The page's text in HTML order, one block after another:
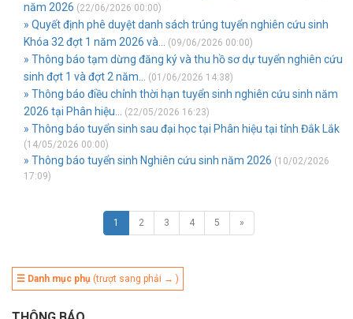
năm 2026 (22/06/2026 00:00)
» Quyết định phê duyệt danh sách trúng tuyển nghiên cứu sinh
Khóa 32 đợt 1 năm 2026 và...
(09/06/2026 00:00)
» Thông báo tạm dừng đăng ký và thu hồ sơ dự tuyển nghiên cứu
sinh đợt 1 và đợt 2 năm...
(01/06/2026 14:38)
» Thông báo điều chỉnh thời hạn tuyển sinh nghiên cứu sinh năm
2026 tại Phân hiệu...
(22/05/2026 16:23)
» Thông báo tuyển sinh sau đại học tại Phân hiệu tại tỉnh Đắk Lắk
(14/05/2026 00:00)
» Thông báo tuyển sinh Nghiên cứu sinh năm 2026 (10/02/2026
17:09)
1 2 3 4 5 »
☰ Danh mục phụ (trượt sang phải → )